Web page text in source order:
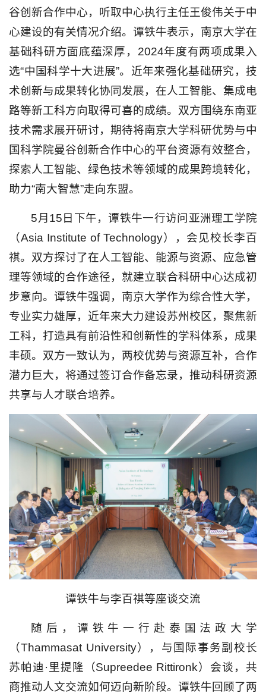
谷创新合作中心，听取中心执行主任王俊伟关于中
心建设的有关情况介绍。谭铁牛表示，南京大学在
基础科研方面底蕴深厚，2024年度有两项成果入
选“中国科学十大进展”。近年来强化基础研究，技
术创新与成果转化协同发展，在人工智能、集成电
路等新工科方向取得可喜的成绩。双方围绕东南亚
技术需求展开研讨，期待将南京大学科研优势与中
国科学院曼谷创新合作中心的平台资源有效整合，
探索人工智能、绿色技术等领域的成果跨境转化，
助力“南大智慧”走向东盟。
5月15日下午，谭铁牛一行访问亚洲理工学院
（Asia Institute of Technology），会见校长李百
祺。双方探讨了在人工智能、能源与资源、应急管
理等领域的合作途径，就建立联合科研中心达成初
步意向。谭铁牛强调，南京大学作为综合性大学，
专业实力雄厚，近年来大力建设苏州校区，聚焦新
工科，打造具有前沿性和创新性的学科体系，成果
丰硕。双方一致认为，两校优势与资源互补，合作
潜力巨大，将通过签订合作备忘录，推动科研资源
共享与人才联合培养。
谭铁牛与李百祺等座谈交流
随后，谭铁牛一行赴泰国法政大学
（Thammasat University），与国际事务副校长
苏帕迪·里提隆（Supreedee Rittironk）会谈，共
商推动人文交流如何迈向新阶段。谭铁牛回顾了两